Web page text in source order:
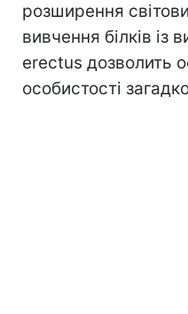
розширення
вивчення білків із
erectus дозволить
особистості